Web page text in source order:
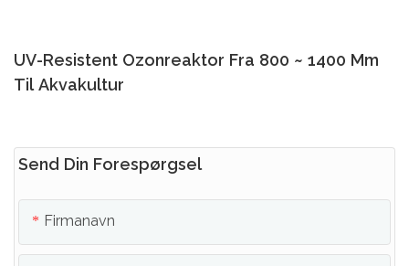
Send Din Forespørgsel
Firmanavn
UV-Resistent Ozonreaktor Fra 800 ~ 1400 Mm
Til Akvakultur